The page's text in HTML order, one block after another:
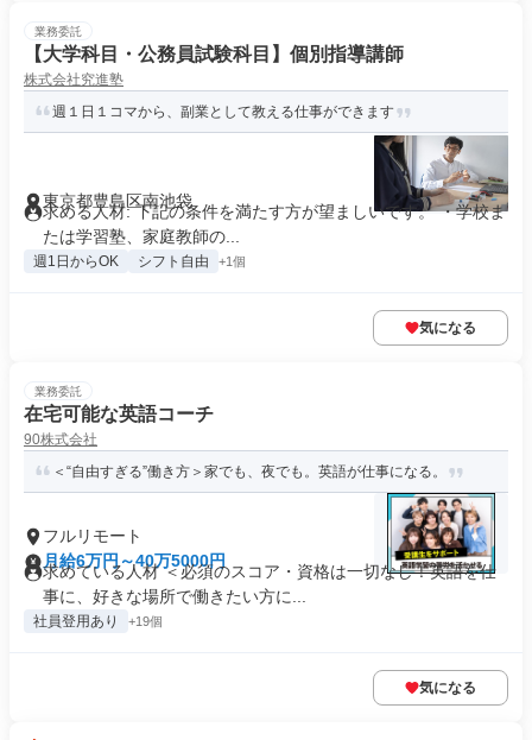
業務委託
【大学科目・公務員試験科目】個別指導講師
株式会社究進塾
週１日１コマから、副業として教える仕事ができます
東京都豊島区南池袋
求める人材: 下記の条件を満たす方が望ましいです。 ・学校ま
たは学習塾、家庭教師の...
週1日からOK シフト自由 +1個
気になる
業務委託
在宅可能な英語コーチ
90株式会社
＜“自由すぎる”働き方＞家でも、夜でも。英語が仕事になる。
フルリモート
月給6万円～40万5000円
求めている人材 ＜必須のスコア・資格は一切なし！英語を仕
事に、好きな場所で働きたい方に...
社員登用あり +19個
気になる